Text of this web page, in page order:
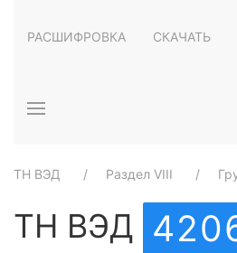
РАСШИФРОВКА СКАЧАТЬ
ТН ВЭД Раздел VIII
ТН ВЭД